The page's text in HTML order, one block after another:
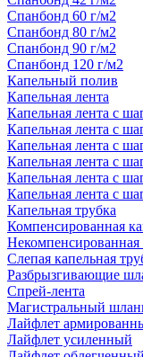
Спанбонд 60 г/м2
Спанбонд 80 г/м2
Спанбонд 90 г/м2
Спанбонд 120 г/м2
Капельный полив
Капельная лента
Капельная лента с
Капельная лента с
Капельная лента с
Капельная лента с
Капельная лента с
Капельная лента с
Капельная трубка
Компенсированная
Некомпенсированная
Слепая капельная
Разбрызгивающие
Спрей-лента
Магистральный
Лайфлет
Лайфлет усиленный